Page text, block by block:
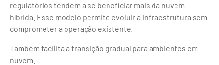
regulatórios tendem a se beneficiar mais da nuvem
híbrida. Esse modelo permite evoluir a infraestrutura sem
comprometer a operação existente.
Também facilita a transição gradual para ambientes em
nuvem.